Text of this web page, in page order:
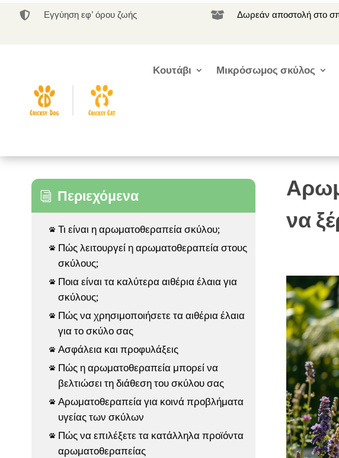
 Εγγύηση εφ’ όρου ζωής  Δωρεάν αποστολή στο
Κουτάβι Μικρόσωμος σκύλος
i Περιεχόμενα
 Τι είναι η αρωματοθεραπεία σκύλου;

Πώς λειτουργεί η αρωματοθεραπεία στους
σκύλους;

Ποια είναι τα καλύτερα αιθέρια έλαια για
σκύλους;

Πώς να χρησιμοποιήσετε τα αιθέρια έλαια
για το σκύλο σας
 Ασφάλεια και προφυλάξεις

Πώς η αρωματοθεραπεία μπορεί να
βελτιώσει τη διάθεση του σκύλου σας
 Αρωματοθεραπεία για κοινά προβλήματα
υγείας των σκύλων

Πώς να επιλέξετε τα κατάλληλα προϊόντα
αρωματοθεραπείας
να